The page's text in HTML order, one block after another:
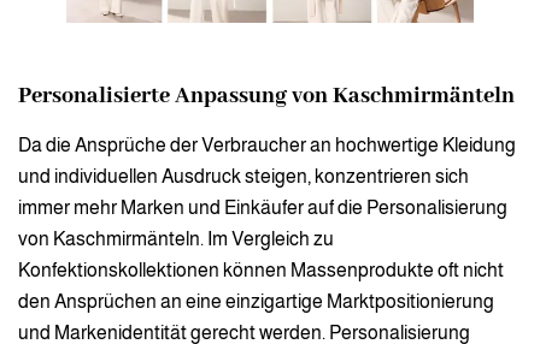
Personalisierte Anpassung von Kaschmirmänteln
Da die Ansprüche der Verbraucher an hochwertige Kleidung
und individuellen Ausdruck steigen, konzentrieren sich
immer mehr Marken und Einkäufer auf die Personalisierung
von Kaschmirmänteln. Im Vergleich zu
Konfektionskollektionen können Massenprodukte oft nicht
den Ansprüchen an eine einzigartige Marktpositionierung
und Markenidentität gerecht werden. Personalisierung